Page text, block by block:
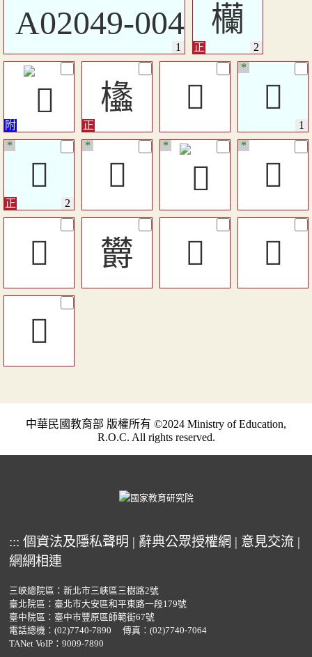
欗
欚 𣡣 𥽹
*
𥽹
*
󶒴
* *
󳡫
*
󶴠 欝 󶴭 𣡏
󲱚
中華民國教育部 版權所有 ©2024 Ministry of Education,
R.O.C. All rights reserved.
::: 個資法及隱私聲明 | 辭典公眾授權網 | 意見交流 |
網網相連
三峽總院區：新北市三峽區三樹路2號
臺北院區：臺北市大安區和平東路一段179號
臺中院區：臺中市豐原區師範街67號
電話總機： (02)7740-7890
傳真：(02)7740-7064
TANet VoIP：9009-7890